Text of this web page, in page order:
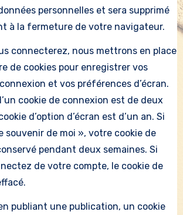
personnelles et sera supprimé
à la fermeture de votre navigateur.
connecterez, nous mettrons en place
de cookies pour enregistrer vos
et vos préférences d’écran.
cookie de connexion est de deux
d’option d’écran est d’un an. Si
souvenir de moi », votre cookie de
pendant deux semaines. Si
de votre compte, le cookie de
publiant une publication, un cookie